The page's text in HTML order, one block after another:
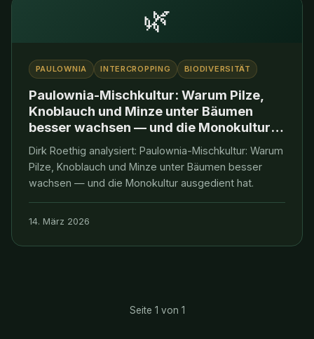
🌿
PAULOWNIA INTERCROPPING BIODIVERSITÄT
Paulownia-Mischkultur: Warum Pilze,
Knoblauch und Minze unter Bäumen
besser wachsen — und die Monokultur
ausgedient hat
Dirk Roethig analysiert: Paulownia-Mischkultur: Warum
Pilze, Knoblauch und Minze unter Bäumen besser
wachsen — und die Monokultur ausgedient hat.
14. März 2026
Seite 1 von 1